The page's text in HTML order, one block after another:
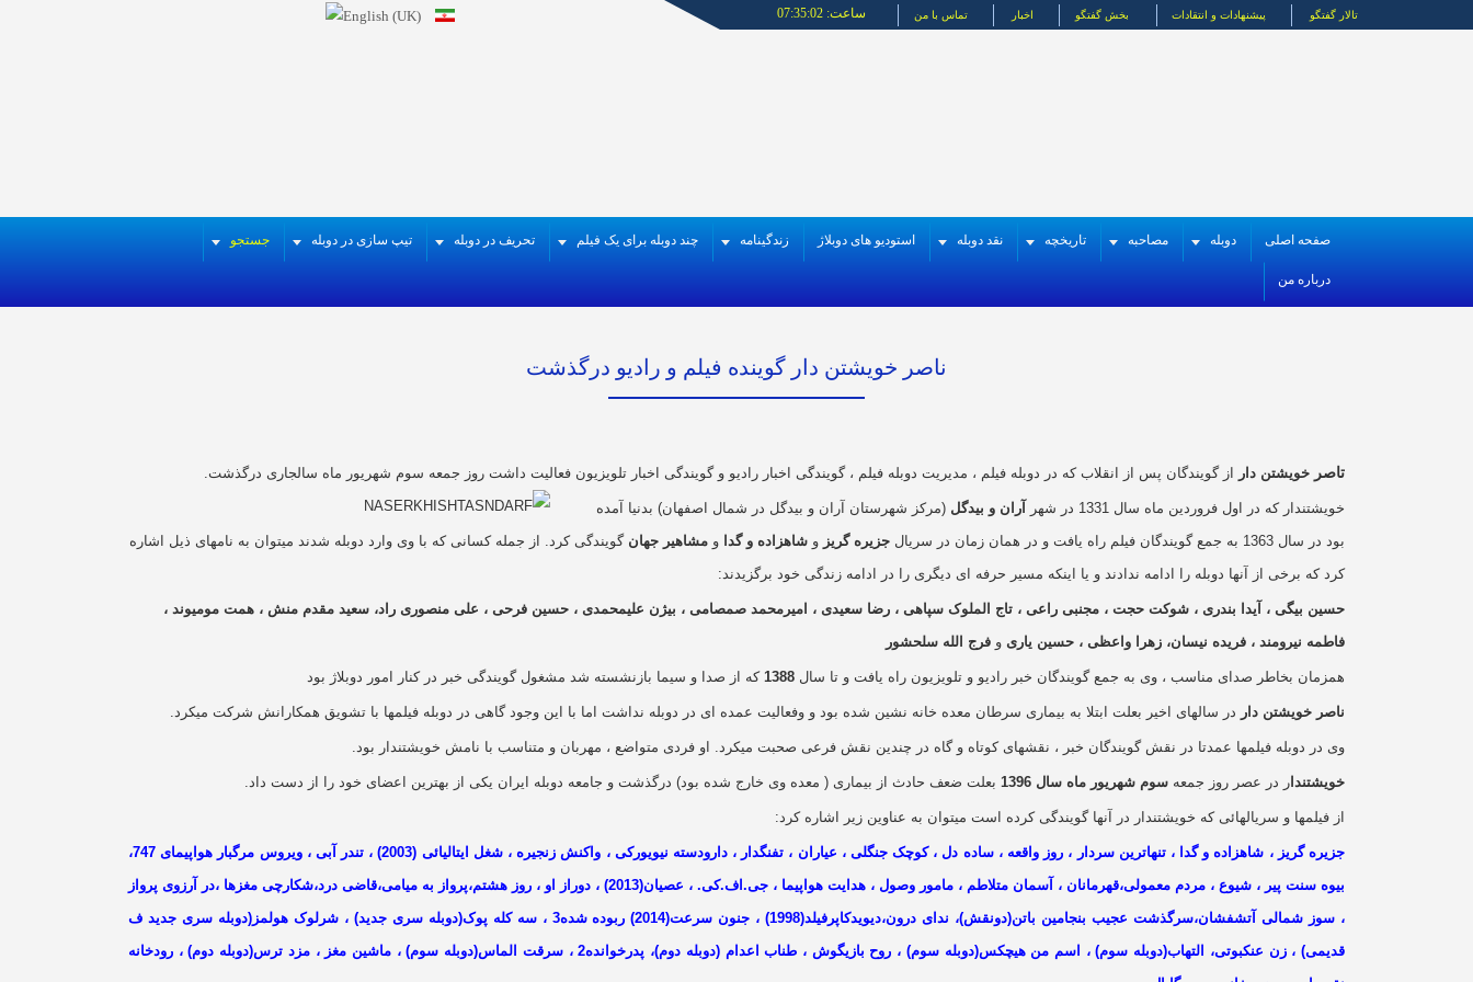
تالار گفتگو پیشنهادات و انتقادات بخش گفتگو اخبار تماس با من ساعت: 07:35:02
صفحه اصلی دوبله مصاحبه تاریخچه نقد دوبله استودیو های دوبلاژ زندگینامه چند دوبله برای یک فیلم تحریف در دوبله تیپ سازی در دوبله جستجو
درباره من
ناصر خویشتن دار گوینده فیلم و رادیو درگذشت
تاصر خویشتن دار از گویندگان پس از انقلاب که در دوبله فیلم ، مدیریت دوبله فیلم ، گویندگی اخبار رادیو و گویندگی اخبار تلویزیون فعالیت داشت روز جمعه سوم شهریور ماه سالجاری درگذشت.
خویشتندار که در اول فروردین ماه سال 1331 در شهر آران و بیدگل (مرکز شهرستان آران و بیدگل در شمال اصفهان) بدنیا آمده
بود در سال 1363 به جمع گویندگان فیلم راه یافت و در همان زمان در سریال
جزیره گریز و شاهزاده و گدا و مشاهیر جهان گویندگی کرد. از جمله کسانی که با وی وارد دوبله شدند میتوان به نامهای ذیل اشاره
کرد که برخی از آنها دوبله را ادامه ندادند و یا اینکه مسیر حرفه ای دیگری را در ادامه زندگی خود برگزیدند:
حسین بیگی ، آیدا بندری ، شوکت حجت ، مجنبی راعی ، تاج الملوک سپاهی ، رضا سعیدی ، امیرمحمد صمصامی ، بیژن علیمحمدی ، حسین فرحی ، علی منصوری راد، سعید مقدم منش ، همت مومیوند ،
فاطمه نیرومند ، فریده نیسان، زهرا واعظی ، حسین یاری و فرج الله سلحشور
همزمان بخاطر صدای مناسب ، وی به جمع گویندگان خبر رادیو و تلویزیون راه یافت و تا سال 1388 که از صدا و سیما بازنشسته شد مشغول گویندگی خبر در کنار امور دوبلاژ بود
ناصر خویشتن دار در سالهای اخیر بعلت ابتلا به بیماری سرطان معده خانه نشین شده بود و وفعالیت عمده ای در دوبله نداشت اما با این وجود گاهی در دوبله فیلمها با تشویق همکارانش شرکت میکرد.
وی در دوبله فیلمها عمدتا در نقش گویندگان خبر ، نقشهای کوتاه و گاه در چندین نقش فرعی صحبت میکرد. او فردی متواضع ، مهربان و متناسب با نامش خویشتندار بود.
خویشتندا ر در عصر روز جمعه سوم شهریور ماه سال 1396 بعلت ضعف حادث از بیماری ( معده وی خارج شده بود) درگذشت و جامعه دوبله ایران یکی از بهترین اعضای خود را از دست داد.
از فیلمها و سریالهائی که خویشتندار در آنها گویندگی کرده است میتوان به عناوین زیر اشاره کرد:
جزیره گریز ، شاهزاده و گدا ، تنهاترین سردار ، روز واقعه ، ساده دل ، کوچک جنگلی ، عیاران ، تفنگدار ، دارودسته نیویورکی ، واکنش زنجیره ، شغل ایتالیائی (2003) ، تندر آبی ، ویروس مرگبار هواپیمای 747،
بیوه سنت پیر ، شیوع ، مردم معمولی،قهرمانان ، آسمان متلاطم ، مامور وصول ، هدایت هواپیما ، جی.اف.کی. ، عصیان(2013) ، دوراز او ، روز هشتم،پرواز به میامی،قاضی درد،شکارچی مغزها ،در آرزوی پرواز
، سوز شمالی آتشفشان،سرگذشت عجیب بنجامین باتن(دونقش)، ندای درون،دیویدکاپرفیلد(1998) ، جنون سرعت(2014) ربوده شده3 ، سه کله پوک(دوبله سری جدید) ، شرلوک هولمز(دوبله سری جدید ف
قدیمی) ، زن عنکبوتی، التهاب(دوبله سوم) ، اسم من هیچکس(دوبله سوم) ، روح بازیگوش ، طناب اعدام (دوبله دوم)، پدرخوانده2 ، سرقت الماس(دوبله سوم) ، ماشین مغز ، مزد ترس(دوبله دوم) ، رودخانه